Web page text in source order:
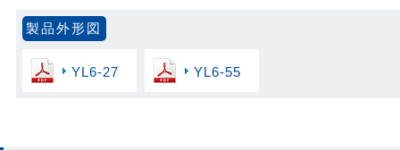
製品外形図
YL6-27 YL6-55